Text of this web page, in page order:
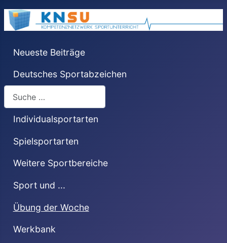
Neueste Beiträge
Deutsches Sportabzeichen
Individualsportarten
Spielsportarten
Weitere Sportbereiche
Sport und ...
Übung der Woche
Werkbank